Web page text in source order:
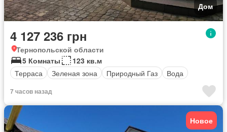
Дом
4 127 236 грн
Тернопольской области
5 Комнаты
123 кв.м
Терраса
Зеленая зона Природный Газ Вода
7 часов назад
Новое